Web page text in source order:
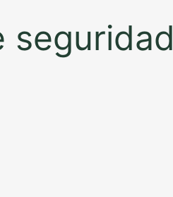
seguridad